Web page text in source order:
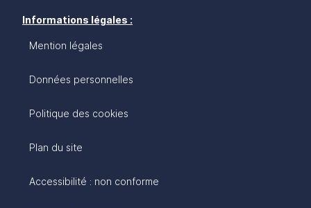
Informations légales :
Mention légales
Données personnelles
Politique des cookies
Plan du site
Accessibilité : non conforme